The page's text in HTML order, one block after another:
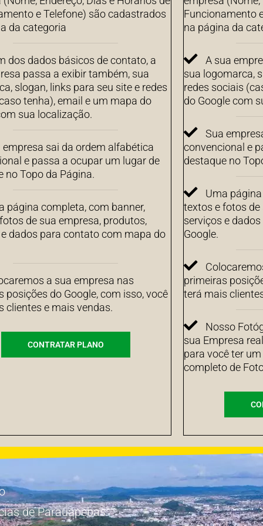
e Telefone) são cadastrados
da categoria
dos dados básicos de contato, a
passa a exibir também, sua
slogan, links para seu site e redes
tenha), email e um mapa do
sua localização.
empresa sai da ordem alfabética
e passa a ocupar um lugar de
no Topo da Página.
página completa, com banner,
de sua empresa, produtos,
dados para contato com mapa do
a sua empresa nas
posições do Google, com isso, você
clientes e mais vendas.
CONTRATAR PLANO
Funcionamento
na página da
A sua
sua logomarca,
redes sociais
do Google com
Sua
convencional e
destaque no
Uma
textos e fotos de
serviços e
Google.
primeiras
terá mais
Nosso
sua Empresa
para você ter
completo de
de Parauapebas